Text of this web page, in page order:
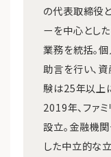
の代表取締役
ーを中心とし
業務を統括。
助言を行い、
験は25年以上
2019年、ファ
設立。金融機
した中立的な